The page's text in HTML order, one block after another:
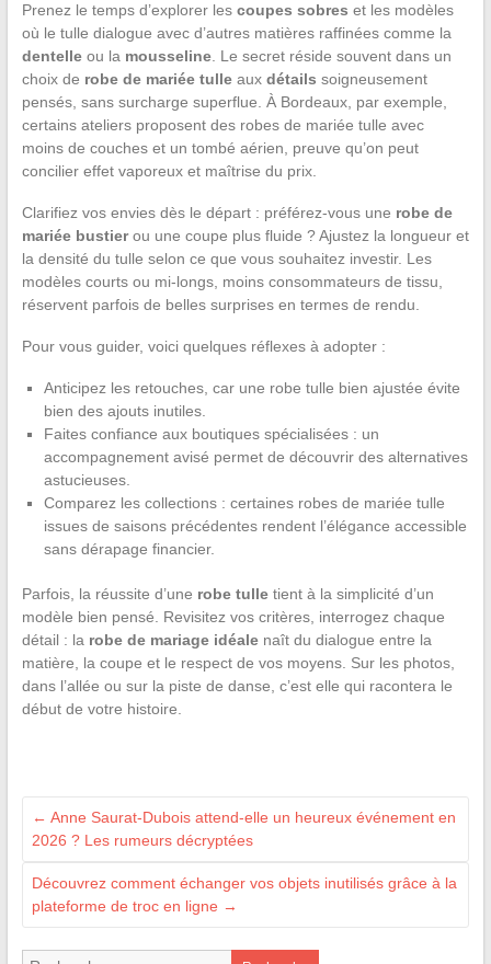
Prenez le temps d’explorer les coupes sobres et les modèles
où le tulle dialogue avec d’autres matières raffinées comme la
dentelleou la mousseline. Le secret réside souvent dans un
choix de robe de mariée tulleaux détails soigneusement
pensés, sans surcharge superflue. À Bordeaux, par exemple,
certains ateliers proposent des robes de mariée tulle avec
moins de couches et un tombé aérien, preuve qu’on peut
concilier effet vaporeux et maîtrise du prix.
Clarifiez vos envies dès le départ : préférez-vous une robe de
mariée bustierou une coupe plus fluide ? Ajustez la longueur et
la densité du tulle selon ce que vous souhaitez investir. Les
modèles courts ou mi-longs, moins consommateurs de tissu,
réservent parfois de belles surprises en termes de rendu.
Pour vous guider, voici quelques réflexes à adopter :
Anticipez les retouches, car une robe tulle bien ajustée évite
bien des ajouts inutiles.
Faites confiance aux boutiques spécialisées : un
accompagnement avisé permet de découvrir des alternatives
astucieuses.
Comparez les collections : certaines robes de mariée tulle
issues de saisons précédentes rendent l’élégance accessible
sans dérapage financier.
Parfois, la réussite d’une robe tulletient à la simplicité d’un
modèle bien pensé. Revisitez vos critères, interrogez chaque
détail : la robe de mariage idéalenaît du dialogue entre la
matière, la coupe et le respect de vos moyens. Sur les photos,
dans l’allée ou sur la piste de danse, c’est elle qui racontera le
début de votre histoire.
← Anne Saurat-Dubois attend-elle un heureux événement en
2026 ? Les rumeurs décryptées
Découvrez comment échanger vos objets inutilisés grâce à la
plateforme de troc en ligne →